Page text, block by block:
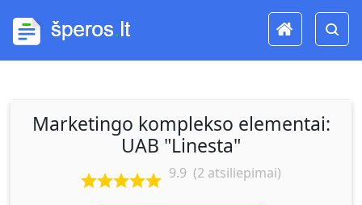
Marketingo komplekso elementai:
UAB "Linesta"
9.9 (2 atsiliepimai)